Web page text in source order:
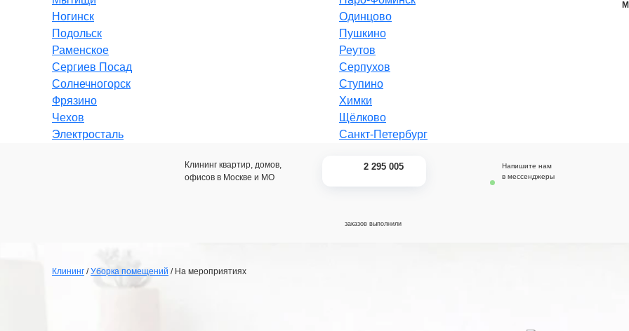
Ногинск
Одинцово
Подольск
Пушкино
Раменское
Реутов
Сергиев Посад
Серпухов
Солнечногорск
Ступино
Фрязино
Химки
Чехов
Щёлково
Электросталь
Санкт-Петербург
Клининг квартир, домов,
офисов в Москве и МО
2 295 005
заказов выполнили
Напишите нам
в мессенджеры
Клининг /Уборка помещений / На мероприятиях